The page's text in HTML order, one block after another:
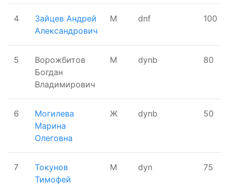
4
Зайцев Андрей
Александрович
М dnf 100
5
Ворожбитов
Богдан
Владимирович
М dynb 80
6
Могилева
Марина
Олеговна
Ж dynb 50
7
Токунов
Тимофей
М dyn 75